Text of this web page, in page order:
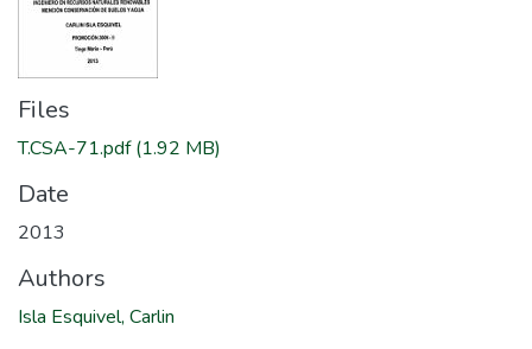
Files
T.CSA-71.pdf(1.92 MB)
Date
2013
Authors
Isla Esquivel, Carlin